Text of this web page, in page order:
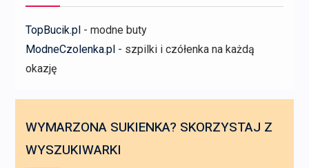
TopBucik.pl- modne buty
ModneCzolenka.pl- szpilki i czółenka na każdą
okazję
WYMARZONA SUKIENKA? SKORZYSTAJ Z
WYSZUKIWARKI